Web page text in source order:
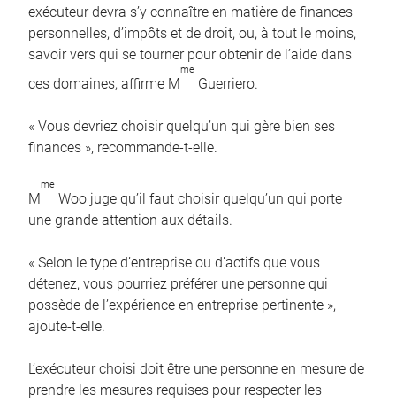
exécuteur devra s’y connaître en matière de finances
personnelles, d’impôts et de droit, ou, à tout le moins,
savoir vers qui se tourner pour obtenir de l’aide dans
ces domaines, affirme M
me
Guerriero.
« Vous devriez choisir quelqu’un qui gère bien ses
finances », recommande-t-elle.
M
me
Woo juge qu’il faut choisir quelqu’un qui porte
une grande attention aux détails.
« Selon le type d’entreprise ou d’actifs que vous
détenez, vous pourriez préférer une personne qui
possède de l’expérience en entreprise pertinente »,
ajoute-t-elle.
L’exécuteur choisi doit être une personne en mesure de
prendre les mesures requises pour respecter les